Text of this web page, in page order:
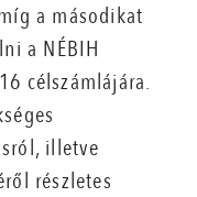
a másodikat
a NÉBIH
célszámlájára.
illetve
részletes